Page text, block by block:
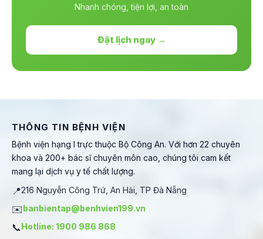
Nhanh chóng, tiện lợi, an toàn
Đặt lịch ngay →
THÔNG TIN BỆNH VIỆN
Bệnh viện hạng I trực thuộc Bộ Công An. Với hơn 22 chuyên
khoa và 200+ bác sĩ chuyên môn cao, chúng tôi cam kết
mang lại dịch vụ y tế chất lượng.
📍216 Nguyễn Công Trứ, An Hải, TP Đà Nẵng
✉️banbientap@benhvien199.vn
📞Hotline: 1900 986 868